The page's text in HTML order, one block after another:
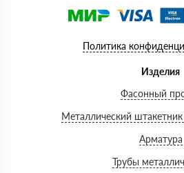
Политика
Изделия
Фасонный
Металлический
Арматура
Трубы